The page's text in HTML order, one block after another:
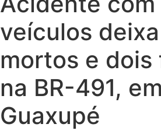
veículos
mortos e dois
na BR-491, em
Guaxupé